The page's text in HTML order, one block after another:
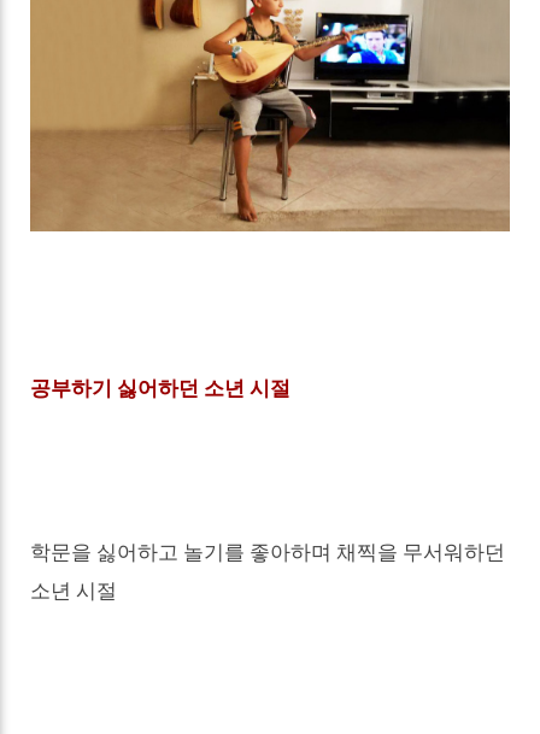
공부하기 싫어하던 소년 시절
학문을 싫어하고 놀기를 좋아하며 채찍을 무서워하던
소년 시절